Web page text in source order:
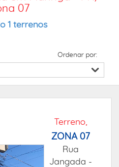
07
1 terrenos
Ordenar por:
Terreno,
ZONA 07
Rua
Jangada -